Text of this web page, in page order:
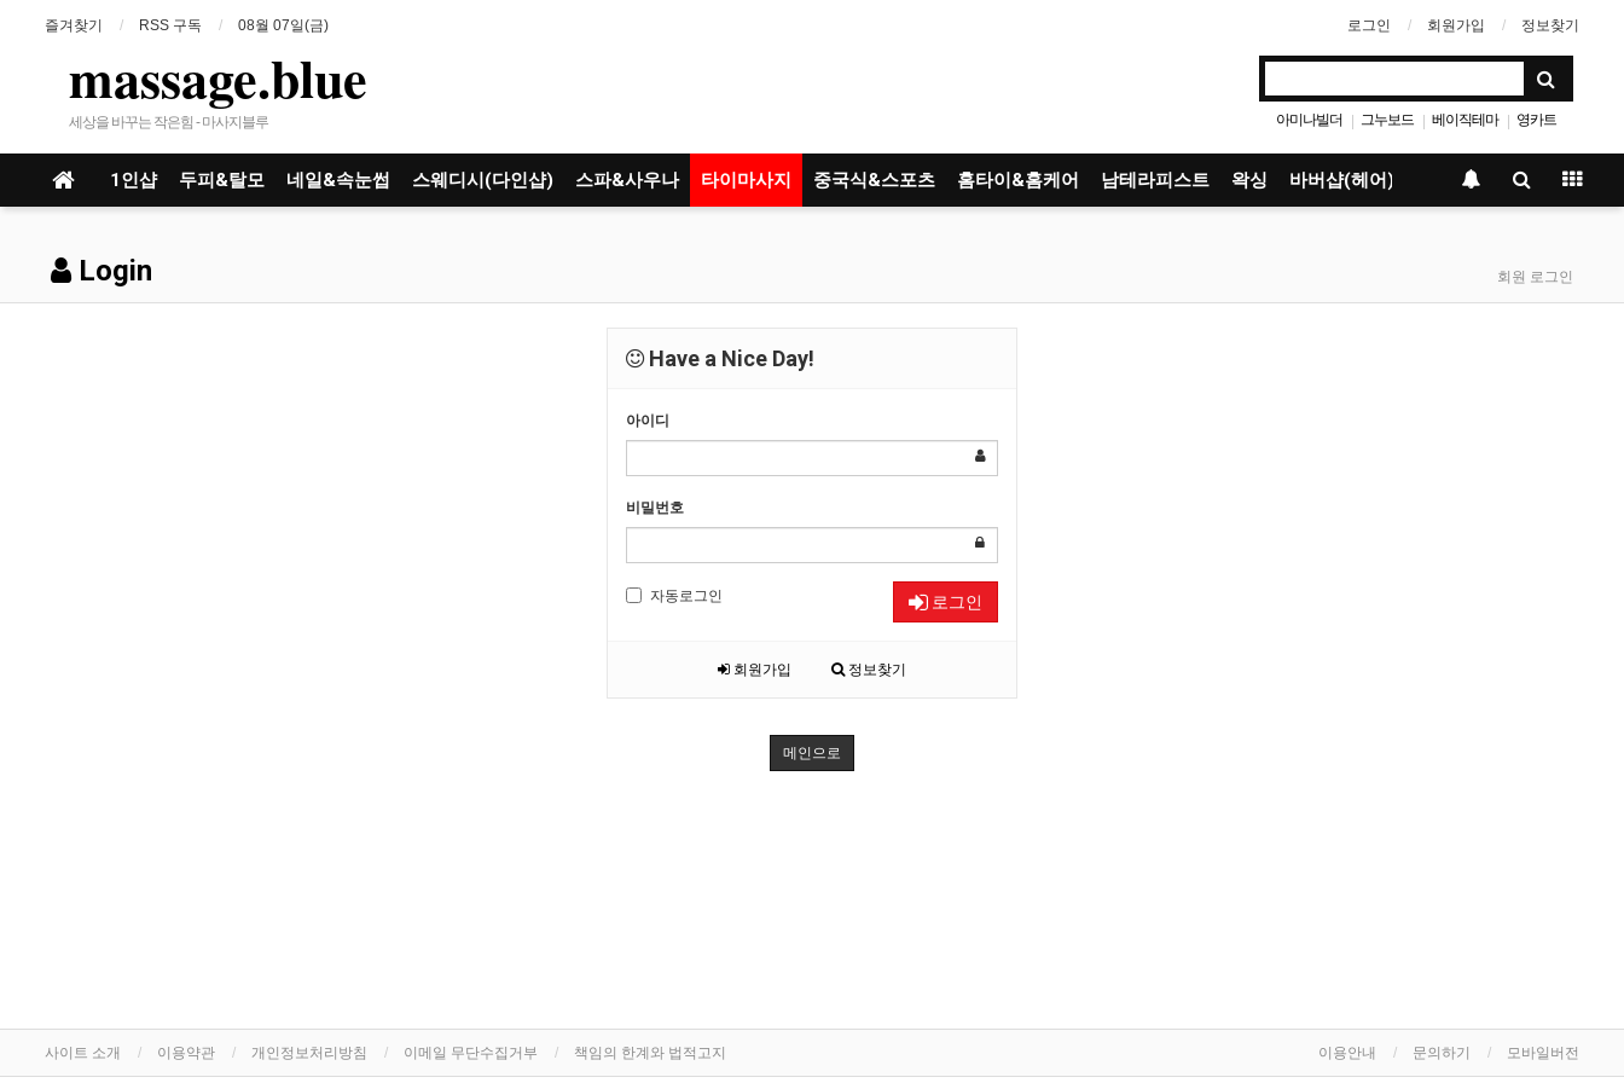
즐겨찾기 RSS 구독 08월 07일(금) 로그인 회원가입 정보찾기
massage.blue
세상을 바꾸는 작은힘 - 마사지블루 아미나빌더 | 그누보드 | 베이직테마 | 영카트
1인샵 두피&탈모 네일&속눈썹 스웨디시(다인샵) 스파&사우나 타이마사지 중국식&스포츠 홈타이&홈케어 남테라피스트 왁싱 바버샵(헤어)
Login 회원 로그인
Have a Nice Day!
아이디
비밀번호
자동로그인 로그인
회원가입 정보찾기
메인으로
사이트 소개 이용약관 개인정보처리방침 이메일 무단수집거부 책임의 한계와 법적고지 이용안내 문의하기 모바일버전